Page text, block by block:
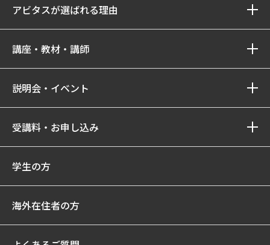
アビタスが選ばれる理由
講座・教材・講師
説明会・イベント
受講料・お申し込み
学生の方
海外在住者の方